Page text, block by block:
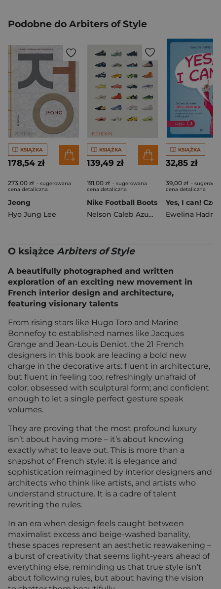
Podobne do Arbiters of Style
KSIĄŻKA
178,54 zł
273,00 zł - sugerowana
cena detaliczna
Jeong
Hyo Jung Lee
KSIĄŻKA
139,49 zł
191,00 zł - sugerowana
cena detaliczna
Nike Football Boots
Nelson Caleb Azumah
KSIĄŻKA
32,85 zł
39,00 zł -
cena detaliczna
Ewelina
O książce Arbiters of Style
A beautifully photographed and written
exploration of an exciting new movement in
French interior design and architecture,
featuring visionary talents
From rising stars like Hugo Toro and Marine
Bonnefoy to established names like Jacques
Grange and Jean-Louis Deniot, the 21 French
designers in this book are leading a bold new
charge in the decorative arts: fluent in architecture,
but fluent in feeling too; refreshingly unafraid of
color; obsessed with sculptural form; and confident
enough to let a single perfect gesture speak
volumes.
They are proving that the most profound luxury
isn’t about having more – it’s about knowing
exactly what to leave out. This is more than a
snapshot of French style: it is elegance and
sophistication reimagined by interior designers and
architects who think like artists, and artists who
understand structure. It is a cadre of talent
rewriting the rules.
In an era when design feels caught between
maximalist excess and beige-washed banality,
these spaces represent an aesthetic reawakening –
a burst of creativity that seems light-years ahead of
everything else, reminding us that true style isn’t
about following rules, but about having the vision